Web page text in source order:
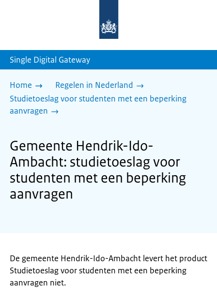
homepage
Single Digital Gateway
Home
Regelen in Nederland
Studietoeslag voor studenten met een beperking
aanvragen
Gemeente Hendrik-Ido-
Ambacht: studietoeslag voor
studenten met een beperking
aanvragen
De gemeente Hendrik-Ido-Ambacht levert het product
Studietoeslag voor studenten met een beperking
aanvragen niet.